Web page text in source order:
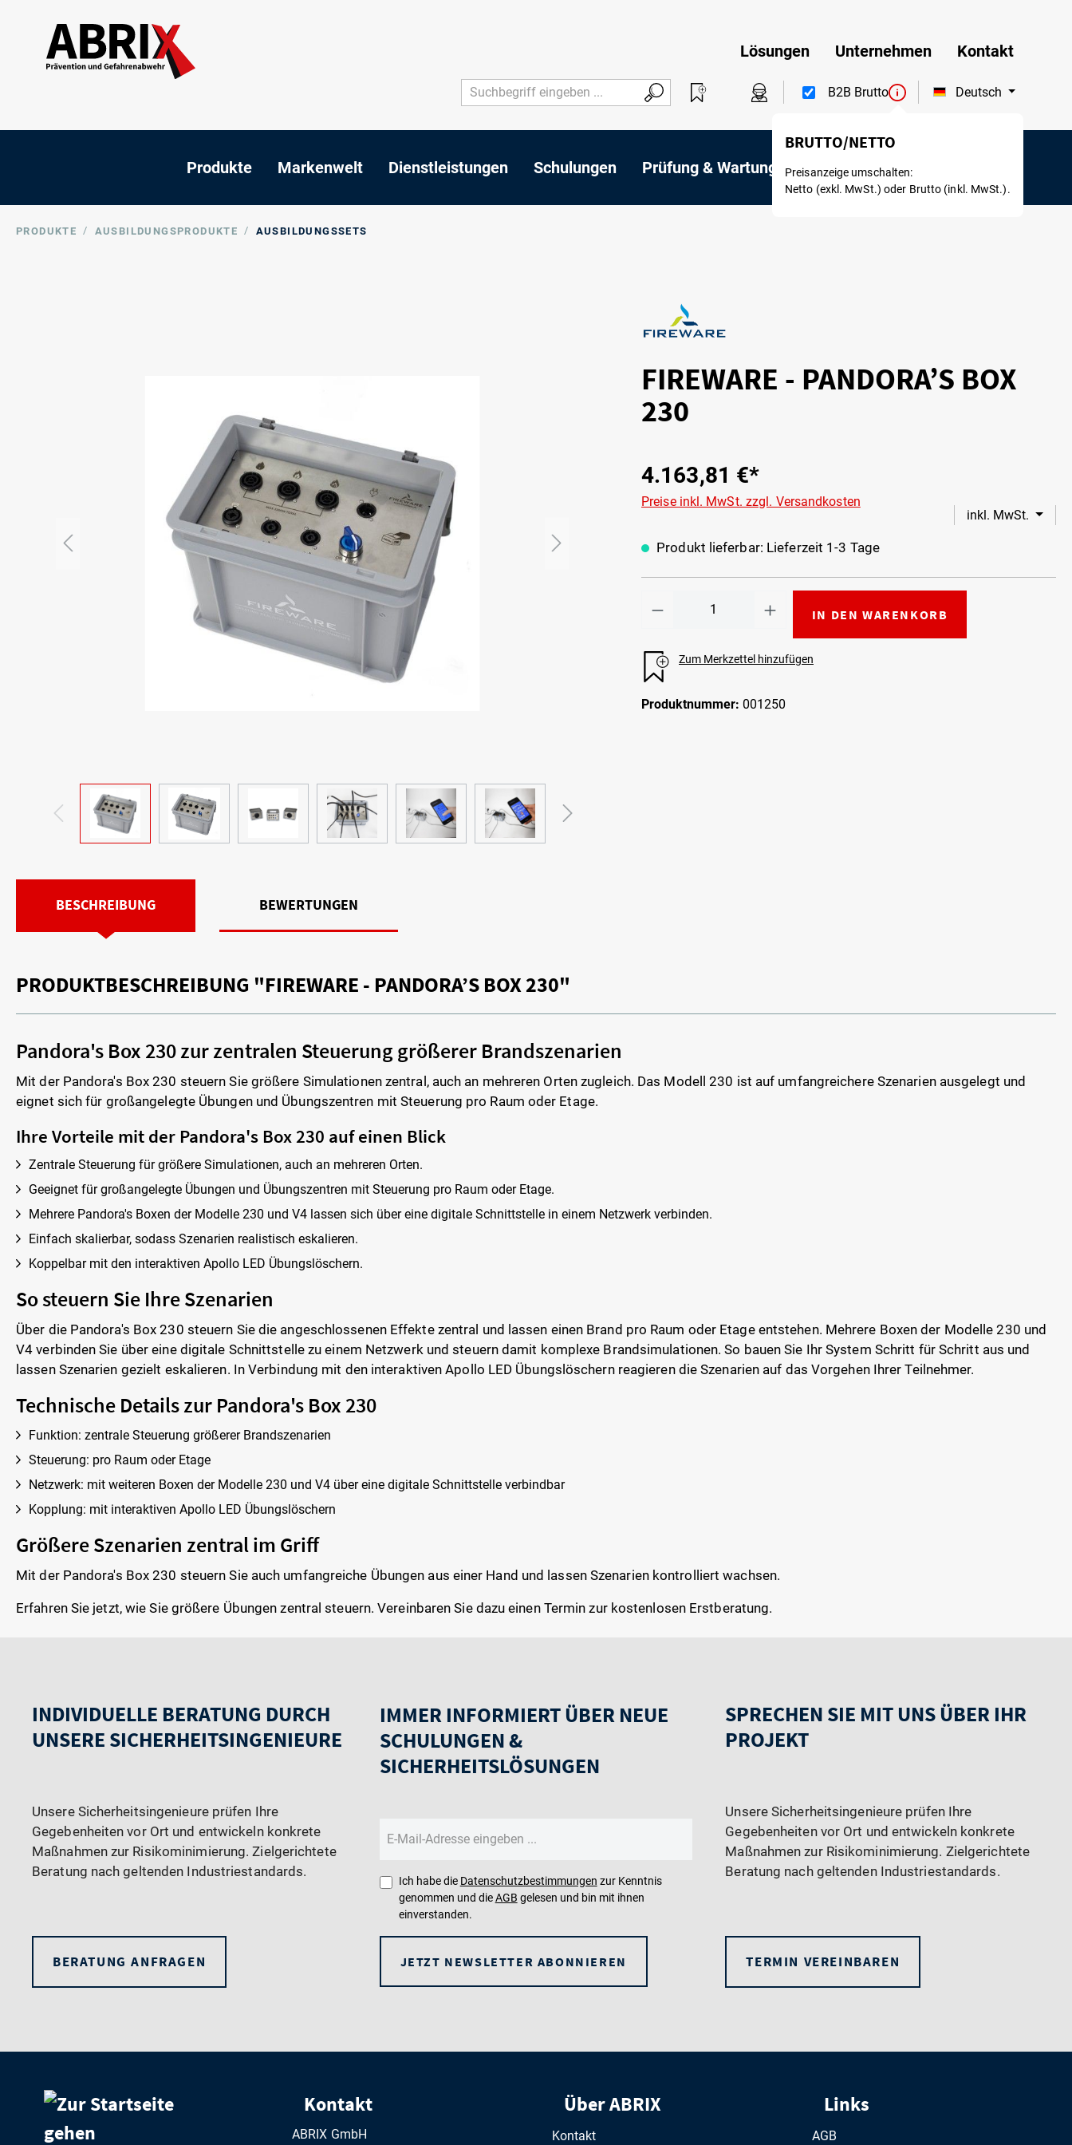
Lösungen Unternehmen Kontakt
B2B Brutto Deutsch
Produkte Markenwelt Dienstleistungen Schulungen Prüfung & Wartung Mietservice
PRODUKTE / AUSBILDUNGSPRODUKTE / AUSBILDUNGSSETS
FIREWARE - PANDORA’S BOX
230
4.163,81 €*
inkl. MwSt.
Preise inkl. MwSt. zzgl. Versandkosten
Produkt lieferbar: Lieferzeit 1-3 Tage
IN DEN WARENKORB
Zum Merkzettel hinzufügen
Produktnummer: 001250
BESCHREIBUNG BEWERTUNGEN
PRODUKTBESCHREIBUNG "FIREWARE - PANDORA’S BOX 230"
Pandora's Box 230 zur zentralen Steuerung größerer Brandszenarien
Mit der Pandora's Box 230 steuern Sie größere Simulationen zentral, auch an mehreren Orten zugleich. Das Modell 230 ist auf umfangreichere Szenarien ausgelegt und
eignet sich für großangelegte Übungen und Übungszentren mit Steuerung pro Raum oder Etage.
Ihre Vorteile mit der Pandora's Box 230 auf einen Blick
Zentrale Steuerung für größere Simulationen, auch an mehreren Orten.
Geeignet für großangelegte Übungen und Übungszentren mit Steuerung pro Raum oder Etage.
Mehrere Pandora's Boxen der Modelle 230 und V4 lassen sich über eine digitale Schnittstelle in einem Netzwerk verbinden.
Einfach skalierbar, sodass Szenarien realistisch eskalieren.
Koppelbar mit den interaktiven Apollo LED Übungslöschern.
So steuern Sie Ihre Szenarien
Über die Pandora's Box 230 steuern Sie die angeschlossenen Effekte zentral und lassen einen Brand pro Raum oder Etage entstehen. Mehrere Boxen der Modelle 230 und
V4 verbinden Sie über eine digitale Schnittstelle zu einem Netzwerk und steuern damit komplexe Brandsimulationen. So bauen Sie Ihr System Schritt für Schritt aus und
lassen Szenarien gezielt eskalieren. In Verbindung mit den interaktiven Apollo LED Übungslöschern reagieren die Szenarien auf das Vorgehen Ihrer Teilnehmer.
Technische Details zur Pandora's Box 230
Funktion: zentrale Steuerung größerer Brandszenarien
Steuerung: pro Raum oder Etage
Netzwerk: mit weiteren Boxen der Modelle 230 und V4 über eine digitale Schnittstelle verbindbar
Kopplung: mit interaktiven Apollo LED Übungslöschern
Größere Szenarien zentral im Griff
Mit der Pandora's Box 230 steuern Sie auch umfangreiche Übungen aus einer Hand und lassen Szenarien kontrolliert wachsen.
Erfahren Sie jetzt, wie Sie größere Übungen zentral steuern. Vereinbaren Sie dazu einen Termin zur kostenlosen Erstberatung.
INDIVIDUELLE BERATUNG DURCH
UNSERE SICHERHEITSINGENIEURE
Unsere Sicherheitsingenieure prüfen Ihre
Gegebenheiten vor Ort und entwickeln konkrete
Maßnahmen zur Risikominimierung. Zielgerichtete
Beratung nach geltenden Industriestandards.
BERATUNG ANFRAGEN
IMMER INFORMIERT ÜBER NEUE
SCHULUNGEN &
SICHERHEITSLÖSUNGEN
Ich habe die Datenschutzbestimmungen zur Kenntnis
genommen und dieAGB gelesen und bin mit ihnen
einverstanden.
JETZT NEWSLETTER ABONNIEREN
SPRECHEN SIE MIT UNS ÜBER IHR
PROJEKT
Unsere Sicherheitsingenieure prüfen Ihre
Gegebenheiten vor Ort und entwickeln konkrete
Maßnahmen zur Risikominimierung. Zielgerichtete
Beratung nach geltenden Industriestandards.
TERMIN VEREINBAREN
Kontakt
ABRIX GmbH
Über ABRIX
Kontakt
Links
AGB